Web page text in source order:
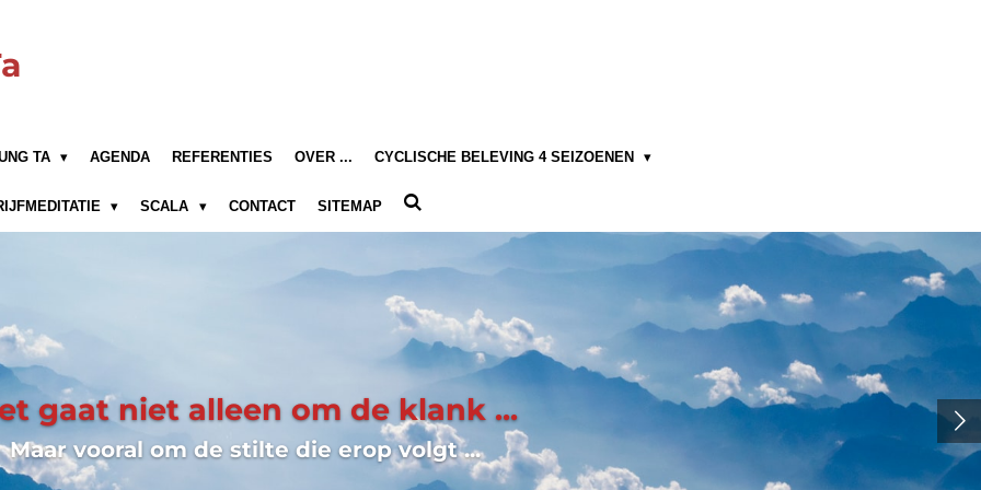
TA AGENDA REFERENTIES OVER ... CYCLISCHE BELEVING 4 SEIZOENEN
SCALA CONTACT SITEMAP
gaat niet alleen om de klank ...
Maar vooral om de stilte die erop volgt ...